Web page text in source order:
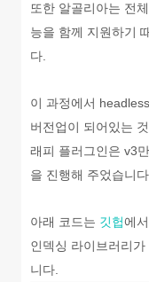
또한 알골리아는 전
능을 함께 지원하기
다.
이 과정에서
버전업이 되어있는
래피 플러그인은 v3
을 진행해 주었습니다.
아래 코드는 깃헙에
인덱싱 라이브러리
니다.